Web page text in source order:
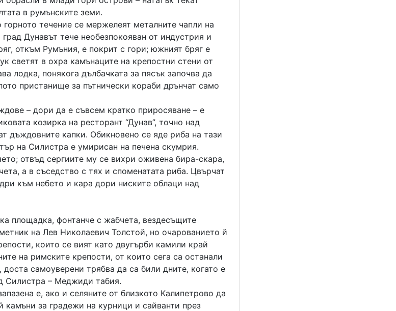
в румънските земи.
течение се мержелеят металните чапли на
Дунавът тече необезпокояван от индустрия и
откъм Румъния, е покрит с гори; южният бряг е
светят в охра камънаците на крепостни стени от
лодка, понякога дълбачката за пясък започва да
пристанище за пътнически кораби дрънчат само
– дори да е съвсем кратко приросяване – е
козирка на ресторант “Дунав”, точно над
дъждовните капки. Обикновено се яде риба на тази
на Силистра е умирисан на печена скумрия.
отвъд сергиите му се вихри оживена бира-скара,
а в съседство с тях и споменатата риба. Цвърчат
към небето и кара дори ниските облаци над
площадка, фонтанче с жабчета, вездесъщите
на Лев Николаевич Толстой, но очарованието й
които се вият като двугърби камили край
на римските крепости, от които сега са останали
самоуверени трябва да са били дните, когато е
Силистра – Меджиди табия.
е, ако и селяните от близкото Калипетрово да
камъни за градежи на курници и сайванти през